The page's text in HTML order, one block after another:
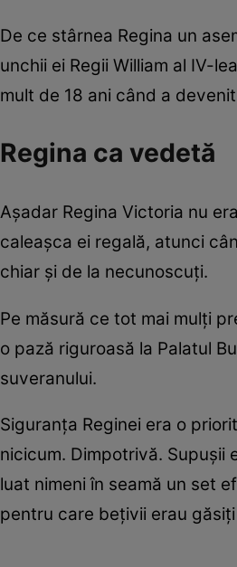
De ce stârnea Regina un
unchii ei Regii William al IV-
mult de 18 ani când a
Regina ca vedetă
Așadar Regina Victoria nu
caleașca ei regală, atunci
chiar și de la necunoscuți.
Pe măsură ce tot mai mulți
o pază riguroasă la Palatul
suveranului.
Siguranța Reginei era o
nicicum. Dimpotrivă. Supușii
luat nimeni în seamă un set
pentru care bețivii erau